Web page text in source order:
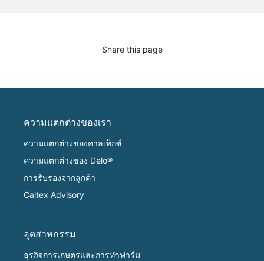
Share this page
ความแตกต่างของเรา
ความแตกต่างของคาลเท็กซ์
ความแตกต่างของ Delo®
การรับรองจากลูกค้า
Caltex Advisory
อุตสาหกรรม
ธุรกิจการเกษตรและการทำฟาร์ม